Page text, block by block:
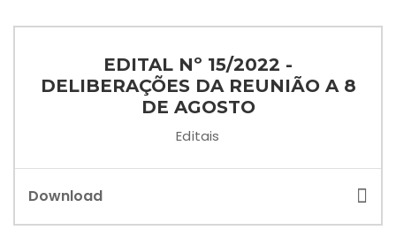
EDITAL Nº 15/2022 -
DELIBERAÇÕES DA REUNIÃO A 8
DE AGOSTO
Editais
Download